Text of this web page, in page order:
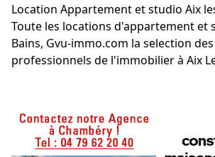
Location Appartement et studio Aix
Toute les locations d'appartement et
Bains, Gvu-immo.com la selection
professionnels de l'immobilier à Aix